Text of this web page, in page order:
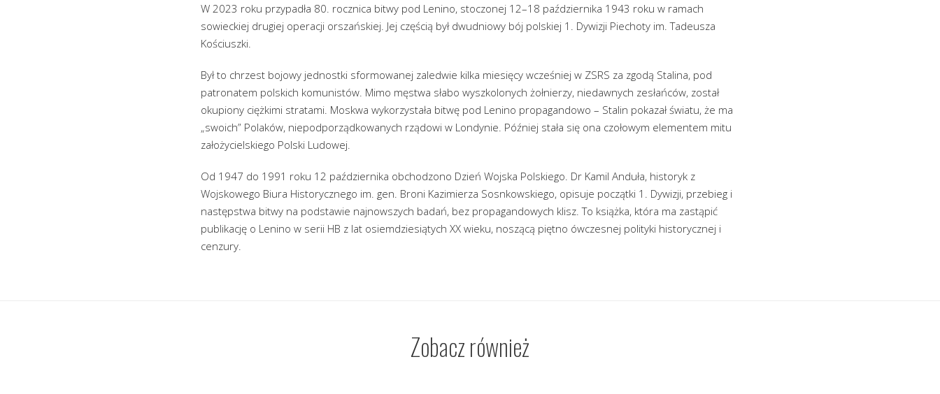
W 2023 roku przypadła 80. rocznica bitwy pod Lenino, stoczonej 12–18 października 1943 roku w ramach
sowieckiej drugiej operacji orszańskiej. Jej częścią był dwudniowy bój polskiej 1. Dywizji Piechoty im. Tadeusza
Kościuszki.
Był to chrzest bojowy jednostki sformowanej zaledwie kilka miesięcy wcześniej w ZSRS za zgodą Stalina, pod
patronatem polskich komunistów. Mimo męstwa słabo wyszkolonych żołnierzy, niedawnych zesłańców, został
okupiony ciężkimi stratami. Moskwa wykorzystała bitwę pod Lenino propagandowo – Stalin pokazał światu, że ma
„swoich” Polaków, niepodporządkowanych rządowi w Londynie. Później stała się ona czołowym elementem mitu
założycielskiego Polski Ludowej.
Od 1947 do 1991 roku 12 października obchodzono Dzień Wojska Polskiego. Dr Kamil Anduła, historyk z
Wojskowego Biura Historycznego im. gen. Broni Kazimierza Sosnkowskiego, opisuje początki 1. Dywizji, przebieg i
następstwa bitwy na podstawie najnowszych badań, bez propagandowych klisz. To książka, która ma zastąpić
publikację o Lenino w serii HB z lat osiemdziesiątych XX wieku, noszącą piętno ówczesnej polityki historycznej i
cenzury.
Zobacz również